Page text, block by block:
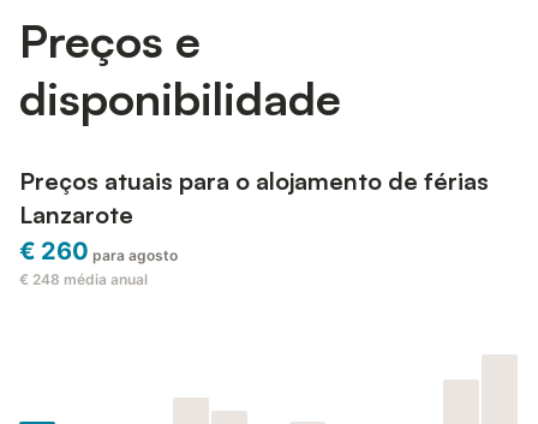
Preços e
disponibilidade
Preços atuais para o alojamento de férias
Lanzarote
€ 260 para agosto
€ 248 média anual